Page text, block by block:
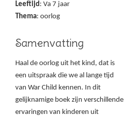
Leeftijd: Va 7 jaar
Thema: oorlog
Samenvatting
Haal de oorlog uit het kind, dat is
een uitspraak die we al lange tijd
van War Child kennen. In dit
gelijknamige boek zijn verschillende
ervaringen van kinderen uit